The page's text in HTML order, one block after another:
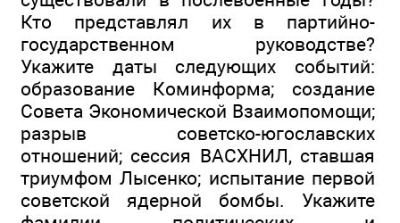
Кто представлял их в партийно-
государственном руководстве?
Укажите даты следующих событий:
образование Коминформа; создание
Совета Экономической Взаимопомощи;
разрыв советско-югославских
отношений; сессия ВАСХНИЛ, ставшая
триумфом Лысенко; испытание первой
советской ядерной бомбы. Укажите